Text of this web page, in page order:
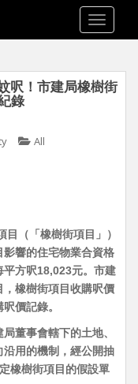
！市建局橡樹街
錄
All
（「橡樹街項目」）
響的住宅物業合資格
平方呎18,023元。市建
橡樹街項目收購呎價
價記錄。
董事會轄下的土地、
用的機制，經公開抽
橡樹街項目的假設單